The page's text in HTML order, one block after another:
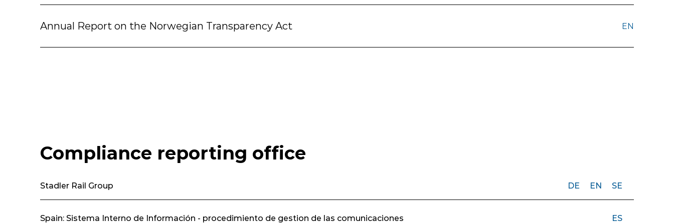
Annual Report on the Norwegian Transparency Act EN
Compliance reporting office
Stadler Rail Group DE EN SE
Spain: Sistema Interno de Información - procedimiento de gestion de las comunicaciones ES